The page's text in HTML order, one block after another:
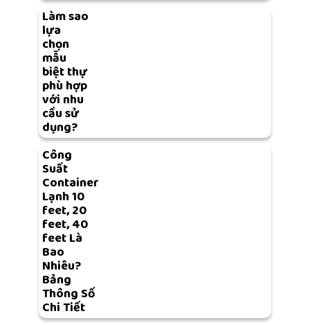
Làm sao
lựa
chọn
mẫu
biệt thự
phù hợp
với nhu
cầu sử
dụng?
Công
Suất
Container
Lạnh 10
feet, 20
feet, 40
feet Là
Bao
Nhiêu?
Bảng
Thông Số
Chi Tiết